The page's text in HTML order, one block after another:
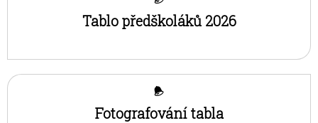
Tablo předškoláků 2026
Fotografování tabla